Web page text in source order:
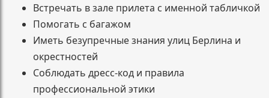
Встречать в зале прилета с именной табличкой
Помогать с багажом
Иметь безупречные знания улиц Берлина и
окрестностей
Соблюдать дресс-код и правила
профессиональной этики